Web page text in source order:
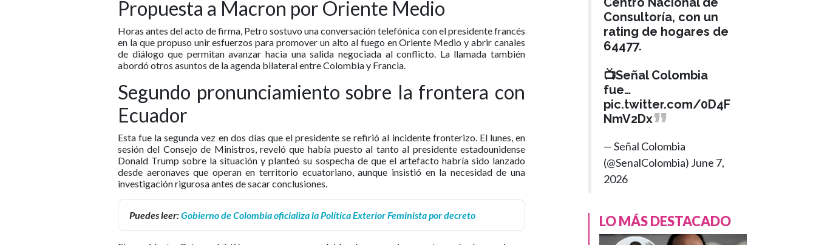
Propuesta a Macron por Oriente Medio
Horas antes del acto de firma, Petro sostuvo una conversación telefónica con el presidente francés
en la que propuso unir esfuerzos para promover un alto al fuego en Oriente Medio y abrir canales
de diálogo que permitan avanzar hacia una salida negociada al conflicto. La llamada también
abordó otros asuntos de la agenda bilateral entre Colombia y Francia.
Segundo pronunciamiento sobre la frontera con
Ecuador
Esta fue la segunda vez en dos días que el presidente se refirió al incidente fronterizo. El lunes, en
sesión del Consejo de Ministros, reveló que había puesto al tanto al presidente estadounidense
Donald Trump sobre la situación y planteó su sospecha de que el artefacto habría sido lanzado
desde aeronaves que operan en territorio ecuatoriano, aunque insistió en la necesidad de una
investigación rigurosa antes de sacar conclusiones.
Puedes leer:Gobierno de Colombia oficializa la Política Exterior Feminista por decreto
Consultoría, con un
rating de hogares de
64477.
📺Señal Colombia
fue…
pic.twitter.com/0D4F
NmV2Dx
— Señal Colombia
(@SenalColombia) June 7,
2026
LO MÁS DESTACADO